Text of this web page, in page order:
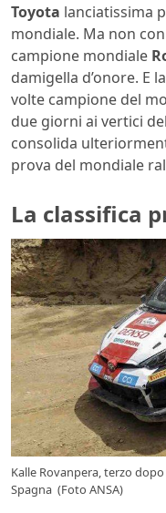
Toyota lanciatissima
mondiale. Ma non
campione mondiale
damigella d’onore. E
volte campione del
due giorni ai vertici
consolida
prova del mondiale
La classifica
Kalle Rovanpera, terzo
Spagna (Foto ANSA)